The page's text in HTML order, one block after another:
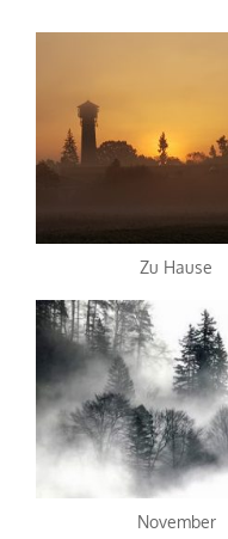
Zu Hause
November